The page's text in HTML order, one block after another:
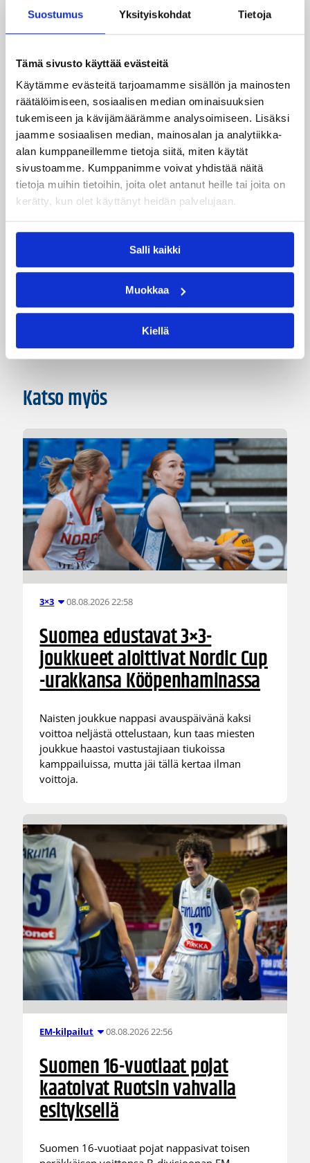
Suostumus Yksityiskohdat Tietoja
Tämä sivusto käyttää evästeitä
Käytämme evästeitä tarjoamamme sisällön ja mainosten
räätälöimiseen, sosiaalisen median ominaisuuksien
tukemiseen ja kävijämäärämme analysoimiseen. Lisäksi
jaamme sosiaalisen median, mainosalan ja analytiikka-
alan kumppaneillemme tietoja siitä, miten käytät
sivustoamme. Kumppanimme voivat yhdistää näitä
tietoja muihin tietoihin, joita olet antanut heille tai joita on
kerätty, kun olet käyttänyt heidän palvelujaan.
Salli kaikki
Muokkaa
Kiellä
voimasuhteiden muokkautumista.
– Meillä on täällä aika hyvätasoinen sarja. Joukkueiden
hakeneet voittoja kärjen joukkueista. Olen totta kai
mielissäni siitä, että olemme nyt voittoputkessa, mutta
näistä peleistä ei pidä vetää liikaa johtopäätöksiä.
Runkosarjaa on vielä monta kuukautta jäljellä.
Lisätietoja:”Tappiottoman Katajan Newson
marraskuun pelaaja”
Lisätietoja:Jared Newsonin pelaajatiedot
Päivitetty06.12.2011
Kategoriat
Haastattelu Pääjuttu
Katso myös
3×3 08.08.2026 22:58
Suomea edustavat 3×3-
joukkueet aloittivat Nordic Cup
-urakkansa Kööpenhaminassa
Naisten joukkue nappasi avauspäivänä kaksi
voittoa neljästä ottelustaan, kun taas miesten
joukkue haastoi vastustajiaan tiukoissa
kamppailuissa, mutta jäi tällä kertaa ilman
voittoja.
EM-kilpailut 08.08.2026 22:56
Suomen 16-vuotiaat pojat
kaatoivat Ruotsin vahvalla
esityksellä
Suomen 16-vuotiaat pojat nappasivat toisen